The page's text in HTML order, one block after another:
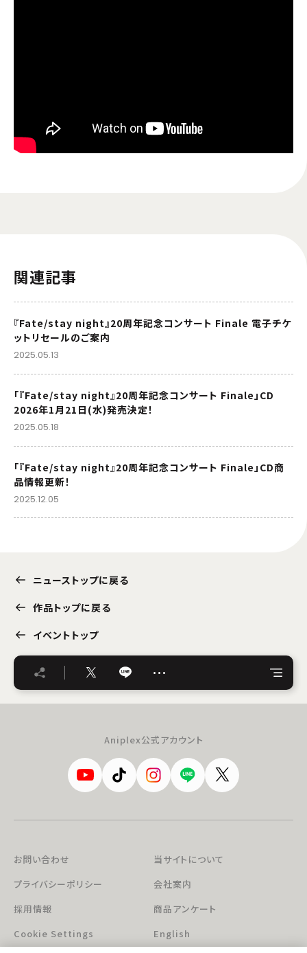
関連記事
『Fate/stay night』20周年記念コンサート Finale 電子チケ
ットリセールのご案内
2025.05.13
「『Fate/stay night』20周年記念コンサート Finale」CD
2026年1月21日(水)発売決定！
2025.05.18
「『Fate/stay night』20周年記念コンサート Finale」CD商
品情報更新！
2025.12.05
ニューストップに戻る
作品トップに戻る
イベントトップ
…
Aniplex公式アカウント
お問い合わせ
当サイトについて
プライバシーポリシー
会社案内
採用情報
商品アンケート
Cookie Settings
English